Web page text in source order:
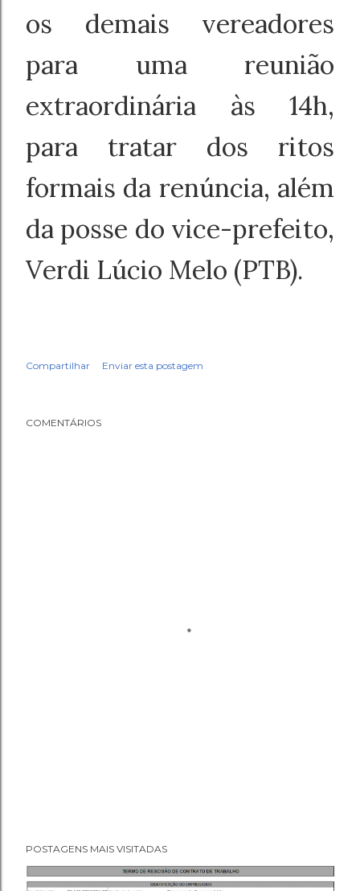
os demais vereadores
para uma reunião
extraordinária às 14h,
para tratar dos ritos
formais da renúncia, além
da posse do vice-prefeito,
Verdi Lúcio Melo (PTB).
Compartilhar Enviar esta postagem
COMENTÁRIOS
POSTAGENS MAIS VISITADAS